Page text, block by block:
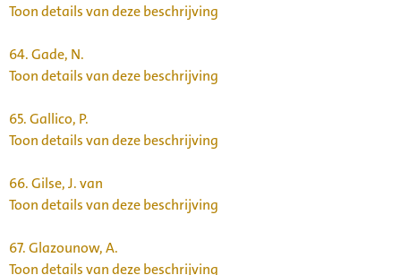
Toon details van deze beschrijving
64.Gade, N.
Toon details van deze beschrijving
65.Gallico, P.
Toon details van deze beschrijving
66.Gilse, J. van
Toon details van deze beschrijving
67.Glazounow, A.
Toon details van deze beschrijving